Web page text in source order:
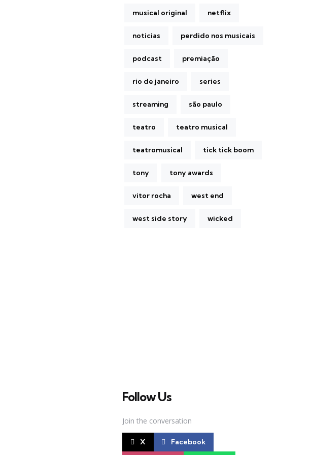
musical original netflix
noticias perdido nos musicais
podcast premiação
rio de janeiro series
streaming são paulo
teatro teatro musical
teatromusical tick tick boom
tony tony awards
vitor rocha west end
west side story wicked
Follow Us
Join the conversation
X Facebook